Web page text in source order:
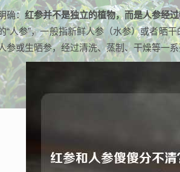
确： 红参并不是独立的植物，而是人参经
“人参”，一般指新鲜人参（水参）或者晒
参或生晒参，经过清洗、蒸制、干燥等一